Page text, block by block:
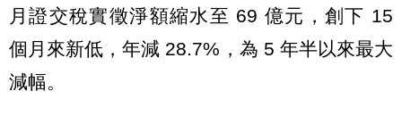
月證交稅實徵淨額縮水至 69 億元，創下 15
個月來新低，年減 28.7%，為 5 年半以來最大
減幅。